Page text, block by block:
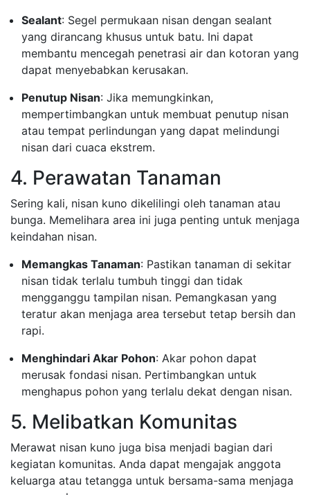
Sealant: Segel permukaan nisan dengan sealant
yang dirancang khusus untuk batu. Ini dapat
membantu mencegah penetrasi air dan kotoran yang
dapat menyebabkan kerusakan.
Penutup Nisan: Jika memungkinkan,
mempertimbangkan untuk membuat penutup nisan
atau tempat perlindungan yang dapat melindungi
nisan dari cuaca ekstrem.
4. Perawatan Tanaman
Sering kali, nisan kuno dikelilingi oleh tanaman atau
bunga. Memelihara area ini juga penting untuk menjaga
keindahan nisan.
Memangkas Tanaman: Pastikan tanaman di sekitar
nisan tidak terlalu tumbuh tinggi dan tidak
mengganggu tampilan nisan. Pemangkasan yang
teratur akan menjaga area tersebut tetap bersih dan
rapi.
Menghindari Akar Pohon: Akar pohon dapat
merusak fondasi nisan. Pertimbangkan untuk
menghapus pohon yang terlalu dekat dengan nisan.
5. Melibatkan Komunitas
Merawat nisan kuno juga bisa menjadi bagian dari
kegiatan komunitas. Anda dapat mengajak anggota
keluarga atau tetangga untuk bersama-sama menjaga